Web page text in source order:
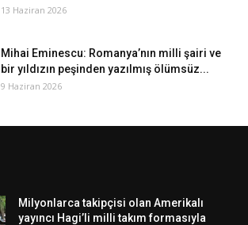
13 Haziran 2026
Mihai Eminescu: Romanya’nın milli şairi ve
bir yıldızın peşinden yazılmış ölümsüz...
9 Haziran 2026
Milyonlarca takipçisi olan Amerikalı
yayıncı Hagi’li milli takım formasıyla